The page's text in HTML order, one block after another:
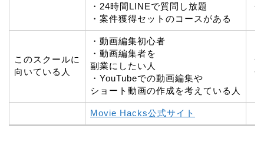
・24時間LINEで質問し放題
・案件獲得セットのコースがある
このスクールに
向いている人
・動画編集初心者
・動画編集者を
副業にしたい人
・YouTubeでの動画編集や
ショート動画の作成を考えている人
Movie Hacks公式サイト